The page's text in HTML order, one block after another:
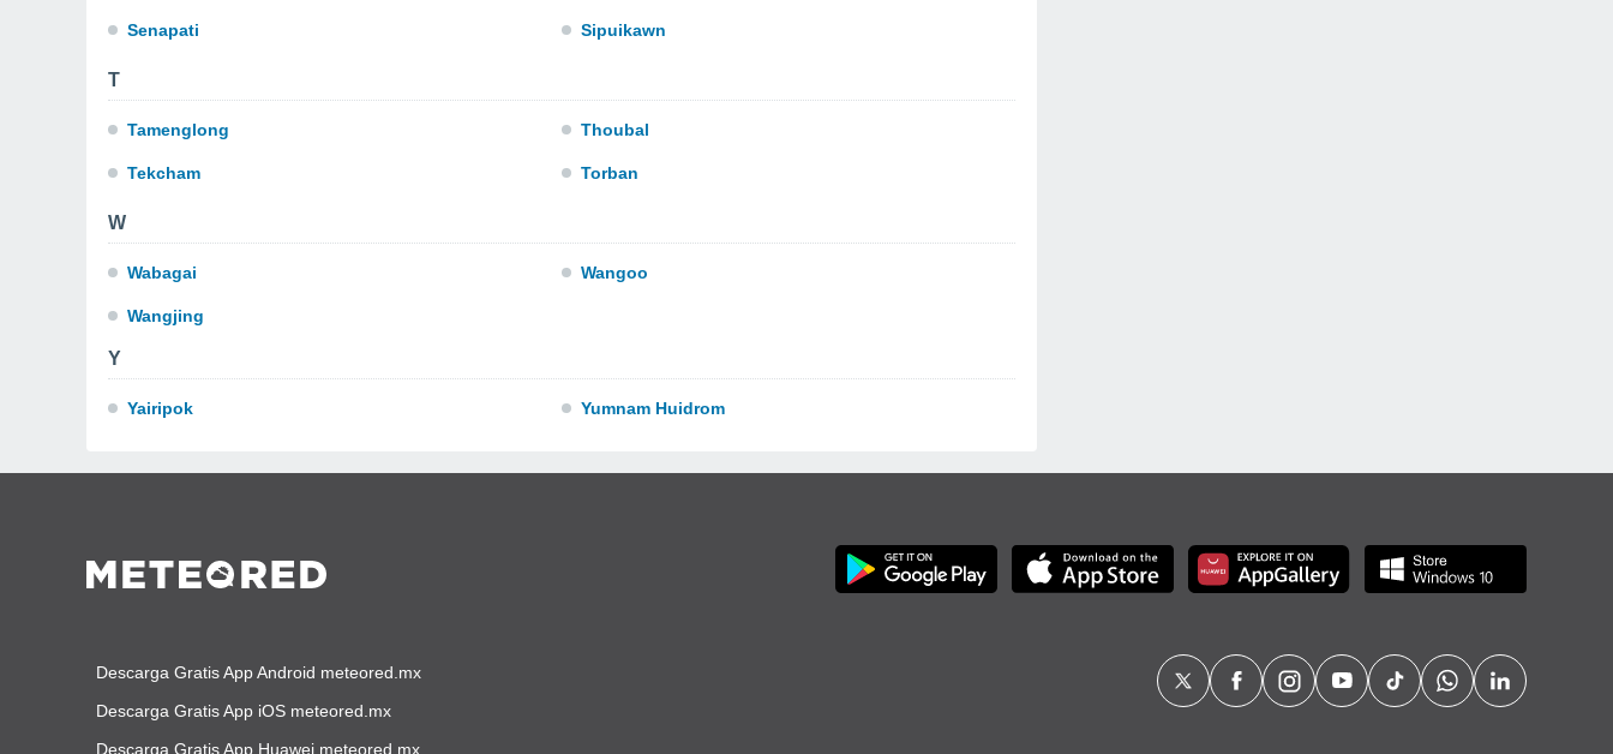
Senapati Sipuikawn
T
Tamenglong
Tekcham
Thoubal
Torban
W
Wabagai
Wangjing
Wangoo
Y
Yairipok Yumnam Huidrom
Descarga Gratis App Android meteored.mx
Descarga Gratis App iOS meteored.mx
Descarga Gratis App Huawei meteored.mx